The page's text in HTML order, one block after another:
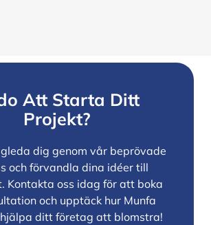
Att Starta Ditt
Projekt?
dig genom vår beprövade
och förvandla dina idéer till
Kontakta oss idag för att boka
och upptäck hur Munfa
hjälpa ditt företag att blomstra!